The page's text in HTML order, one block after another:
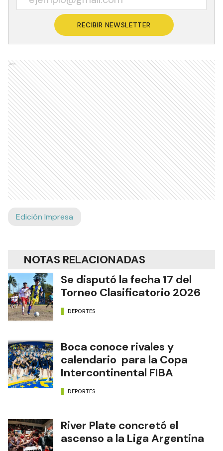
RECIBIR NEWSLETTER
Ads
Edición Impresa
NOTAS RELACIONADAS
Se disputó la fecha 17 del
Torneo Clasificatorio 2026
DEPORTES
Boca conoce rivales y
calendario para la Copa
Intercontinental FIBA
DEPORTES
River Plate concretó el
ascenso a la Liga Argentina